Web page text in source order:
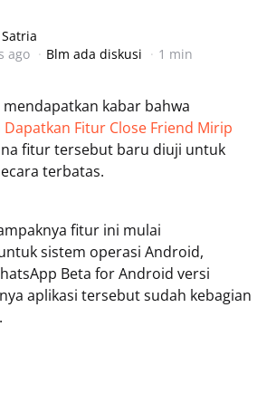
ago
Blm ada diskusi 1 min
kabar bahwa
Fitur Close Friend Mirip
fitur tersebut baru diuji untuk
terbatas.
fitur ini mulai
sistem operasi Android,
Beta for Android versi
aplikasi tersebut sudah kebagian